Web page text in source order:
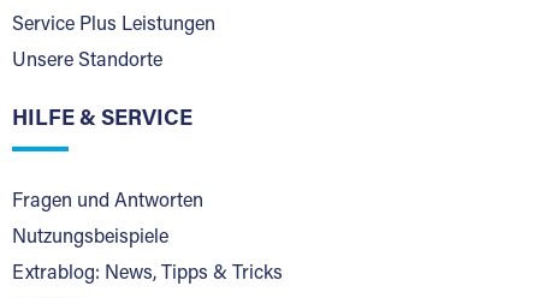
Service Plus Leistungen
Unsere Standorte
HILFE & SERVICE
Fragen und Antworten
Nutzungsbeispiele
Extrablog: News, Tipps & Tricks